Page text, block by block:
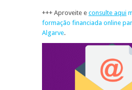
+++ Aproveite e consulte aqui
formação financiada online
Algarve.